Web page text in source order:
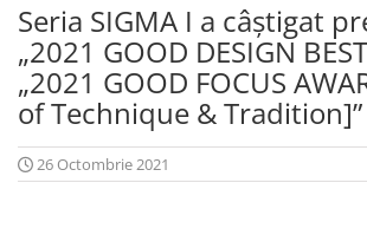
ACCESORII
APARATE
OBIECTIVE VIDEO
PROMOTIE CASHBACK
Seria SIGMA I a câștigat
„2021 GOOD DESIGN
„2021 GOOD FOCUS
of Technique & Tradition]”
26 Octombrie 2021